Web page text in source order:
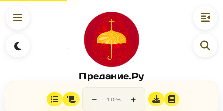
Предание.Ру
− 110% +